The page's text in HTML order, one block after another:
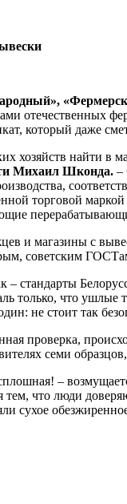
отечественных
который даже
хозяйств найти в
Михаил Шконда. –
торговой
и магазины с
советским
– стандарты
только, что ушлые
не стоит так
проверка,
семи
–
что люди
сухое